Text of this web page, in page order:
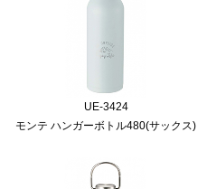
UE-3424
モンテ ハンガーボトル480(サックス)